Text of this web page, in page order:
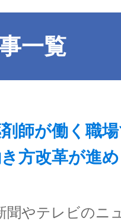
一覧
師が働く職
方改革が進
聞やテレビのニ